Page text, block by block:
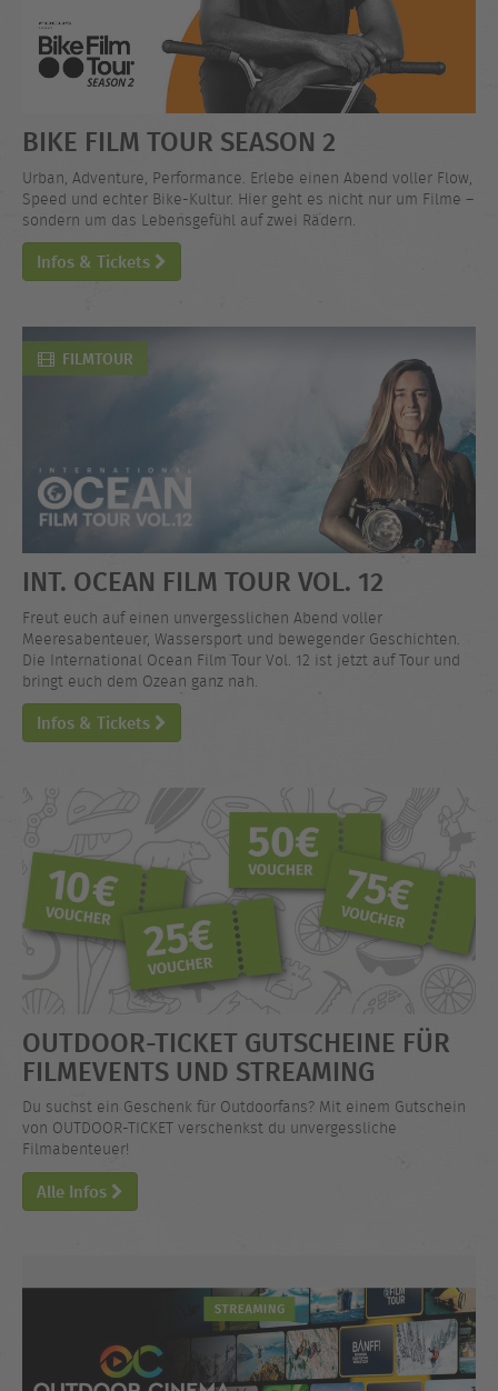
BIKE FILM TOUR SEASON 2
Urban, Adventure, Performance. Erlebe einen Abend voller Flow,
Speed und echter Bike-Kultur. Hier geht es nicht nur um Filme –
sondern um das Lebensgefühl auf zwei Rädern.
Infos & Tickets
FILMTOUR
INT. OCEAN FILM TOUR VOL. 12
Freut euch auf einen unvergesslichen Abend voller
Meeresabenteuer, Wassersport und bewegender Geschichten.
Die International Ocean Film Tour Vol. 12 ist jetzt auf Tour und
bringt euch dem Ozean ganz nah.
Infos & Tickets
OUTDOOR-TICKET GUTSCHEINE FÜR
FILMEVENTS UND STREAMING
Du suchst ein Geschenk für Outdoorfans? Mit einem Gutschein
von OUTDOOR-TICKET verschenkst du unvergessliche
Filmabenteuer!
Alle Infos